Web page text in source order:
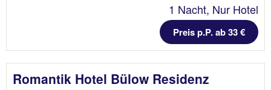
1 Nacht, Nur Hotel
Preis p.P. ab 33 €
Romantik Hotel Bülow Residenz